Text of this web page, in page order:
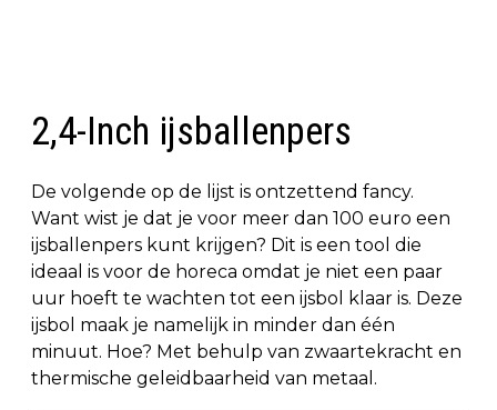
2,4-Inch ijsballenpers
De volgende op de lijst is ontzettend fancy.
Want wist je dat je voor meer dan 100 euro een
ijsballenpers kunt krijgen? Dit is een tool die
ideaal is voor de horeca omdat je niet een paar
uur hoeft te wachten tot een ijsbol klaar is. Deze
ijsbol maak je namelijk in minder dan één
minuut. Hoe? Met behulp van zwaartekracht en
thermische geleidbaarheid van metaal.